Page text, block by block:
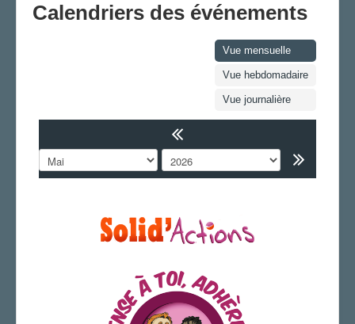
LA SECTION
AGENDA
Calendriers des événements
Vue mensuelle
Vue hebdomadaire
Vue journalière